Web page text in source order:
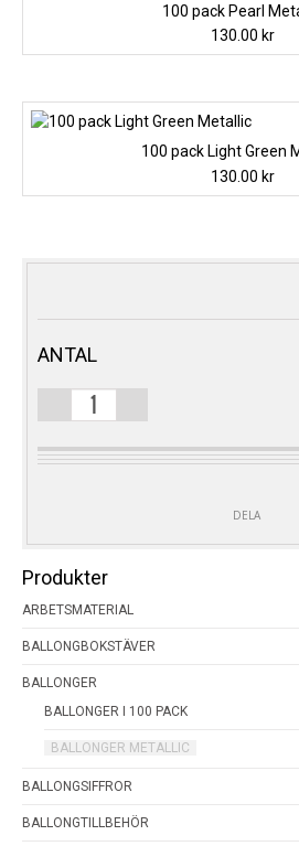
100 pack Pearl
130.00 kr
100 pack Light Green
130.00 kr
ANTAL
PACK
BLACK
DELA
Produkter
ARBETSMATERIAL
BALLONGBOKSTÄVER
BALLONGER
BALLONGER I 100 PACK
BALLONGER METALLIC
BALLONGSIFFROR
BALLONGTILLBEHÖR